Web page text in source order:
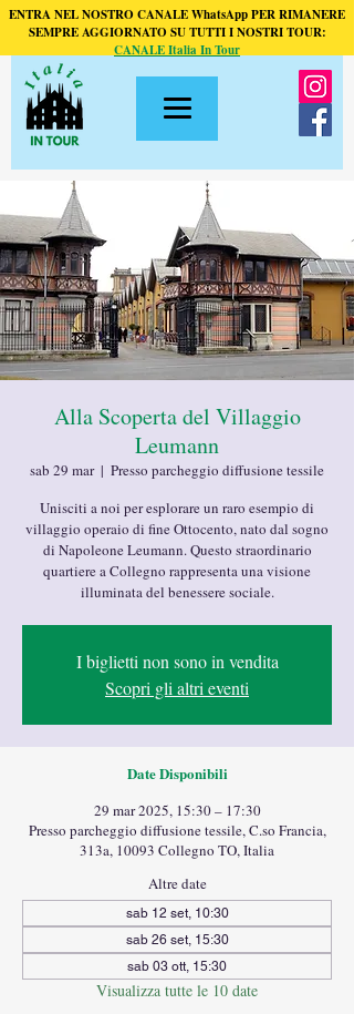
ENTRA NEL NOSTRO CANALE WhatsApp PER RIMANERE
SEMPRE AGGIORNATO SU TUTTI I NOSTRI TOUR:
CANALE Italia In Tour
Alla Scoperta del Villaggio
Leumann
sab 29 mar
  |
Presso parcheggio diffusione tessile
Unisciti a noi per esplorare un raro esempio di
villaggio operaio di fine Ottocento, nato dal sogno
di Napoleone Leumann. Questo straordinario
quartiere a Collegno rappresenta una visione
illuminata del benessere sociale.
I biglietti non sono in vendita
Scopri gli altri eventi
Date Disponibili
29 mar 2025, 15:30 – 17:30
Presso parcheggio diffusione tessile, C.so Francia,
313a, 10093 Collegno TO, Italia
Altre date
sab 12 set, 10:30
sab 26 set, 15:30
sab 03 ott, 15:30
Visualizza tutte le 10 date